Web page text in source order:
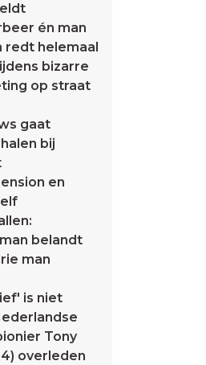
én man
redt helemaal
bizarre
op straat
gaat
bij
en
belandt
man
is niet
Tony
overleden